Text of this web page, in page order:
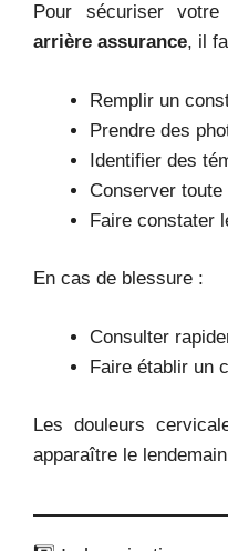
Pour sécuriser
arrière assurance, il
Remplir un
Prendre des
Identifier des
Conserver
Faire constater
En cas de blessure :
Consulter
Faire établir un
Les douleurs
apparaître le